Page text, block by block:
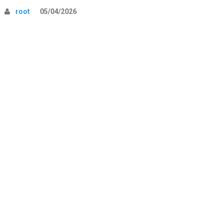
root 05/04/2026